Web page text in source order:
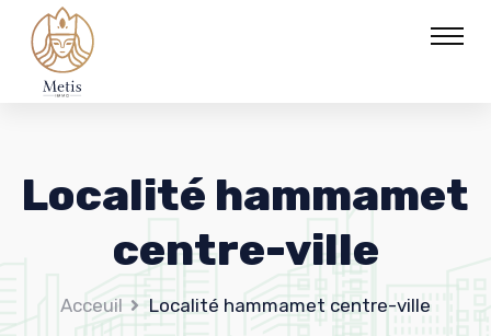
Localité hammamet
centre-ville
Acceuil Localité hammamet centre-ville